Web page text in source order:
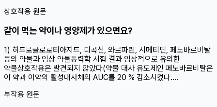
상호작용 원문
같이 먹는 약이나 영양제가 있으면요?
1) 히드로클로로티아지드, 디곡신, 와르파린, 시메티딘, 페노바르비탈
등의 약물과 임상 약물동력학 시험 결과 임상적으로 유의한
약물상호작용은 발견되지 않았다(약물 대사 유도제인 페노바르비탈은
이 약과 이약의 활성대사체의 AUC를 20 % 감소시켰다....
부작용 원문